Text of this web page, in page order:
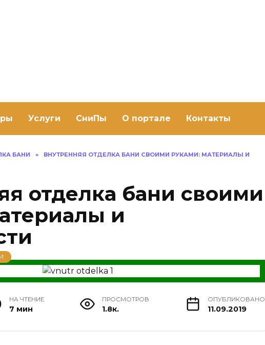
Услуги СниПы О портале Контакты
БАНИ »
ВНУТРЕННЯЯ ОТДЕЛКА БАНИ СВОИМИ РУКАМИ: МАТЕРИАЛЫ И
отделка бани своими
и
НА ЧТЕНИЕ
7 мин
ПРОСМОТРОВ
1.8к.
ОПУБЛИКОВАНО
11.09.2019